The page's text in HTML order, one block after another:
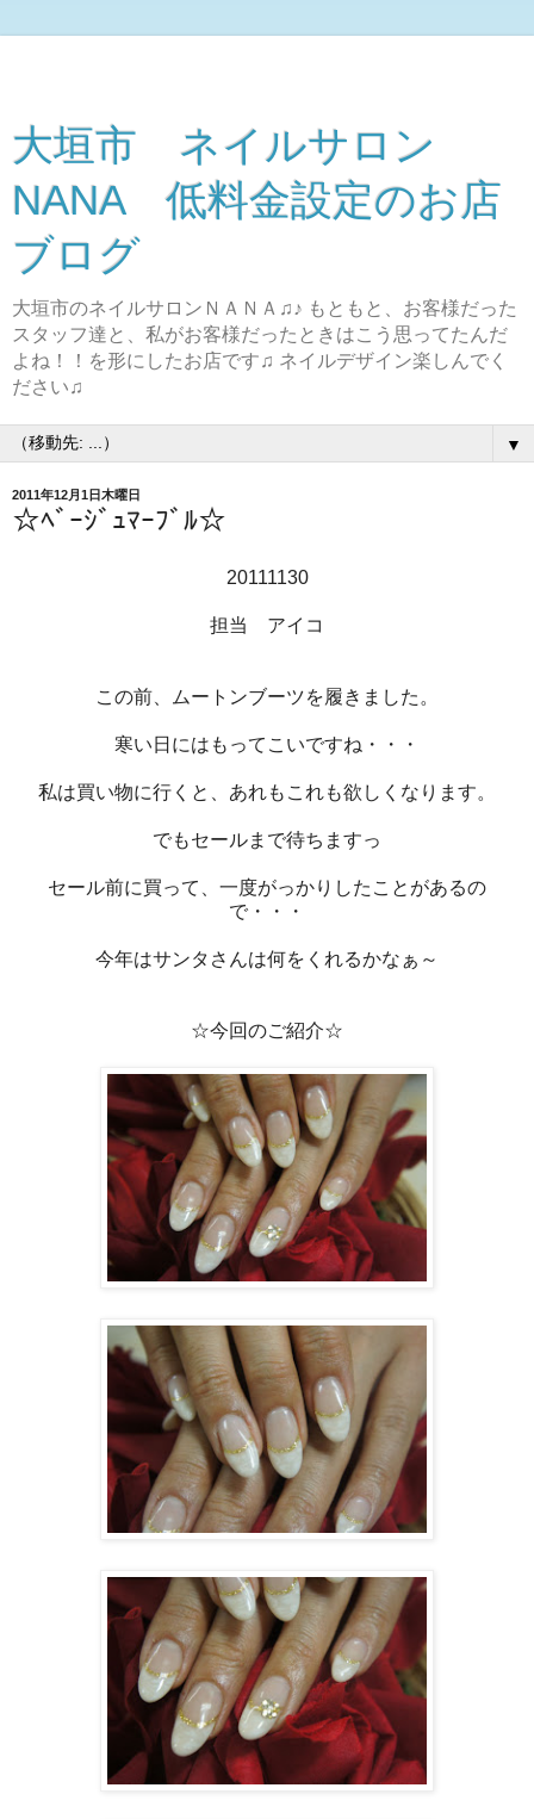
大垣市 ネイルサロン
NANA 低料金設定のお店
ブログ
大垣市のネイルサロンＮＡＮＡ♫♪ もともと、お客様だった
スタッフ達と、私がお客様だったときはこう思ってたんだ
よね！！を形にしたお店です♫ ネイルデザイン楽しんでく
ださい♫
▼
2011年12月1日木曜日
☆ﾍﾞｰｼﾞｭﾏｰﾌﾞﾙ☆
20111130
担当 アイコ
この前、ムートンブーツを履きました。
寒い日にはもってこいですね・・・
私は買い物に行くと、あれもこれも欲しくなります。
でもセールまで待ちますっ
セール前に買って、一度がっかりしたことがあるの
で・・・
今年はサンタさんは何をくれるかなぁ～
☆今回のご紹介☆